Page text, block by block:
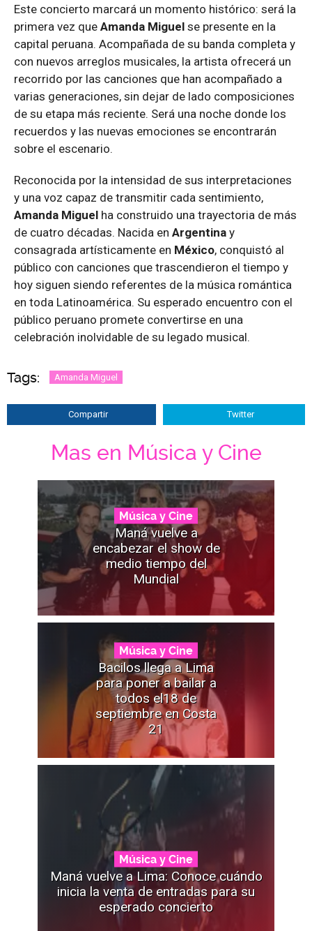
Este concierto marcará un momento histórico: será la
primera vez que Amanda Miguel se presente en la
capital peruana. Acompañada de su banda completa y
con nuevos arreglos musicales, la artista ofrecerá un
recorrido por las canciones que han acompañado a
varias generaciones, sin dejar de lado composiciones
de su etapa más reciente. Será una noche donde los
recuerdos y las nuevas emociones se encontrarán
sobre el escenario.
Reconocida por la intensidad de sus interpretaciones
y una voz capaz de transmitir cada sentimiento,
Amanda Miguel ha construido una trayectoria de más
de cuatro décadas. Nacida en Argentina y
consagrada artísticamente en México, conquistó al
público con canciones que trascendieron el tiempo y
hoy siguen siendo referentes de la música romántica
en toda Latinoamérica. Su esperado encuentro con el
público peruano promete convertirse en una
celebración inolvidable de su legado musical.
Tags: Amanda Miguel
Compartir Twitter
Mas en Música y Cine
Música y Cine
Maná vuelve a
encabezar el show de
medio tiempo del
Mundial
Música y Cine
Bacilos llega a Lima
para poner a bailar a
todos el18 de
septiembre en Costa
21
Música y Cine
Maná vuelve a Lima: Conoce cuándo
inicia la venta de entradas para su
esperado concierto